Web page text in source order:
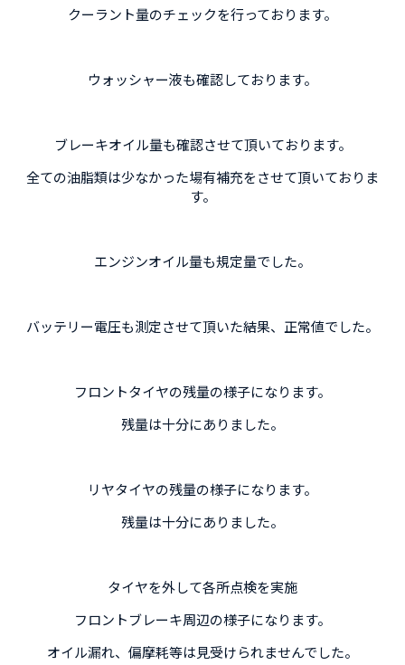
クーラント量のチェックを行っております。
ウォッシャー液も確認しております。
ブレーキオイル量も確認させて頂いております。
全ての油脂類は少なかった場有補充をさせて頂いておりま
す。
エンジンオイル量も規定量でした。
バッテリー電圧も測定させて頂いた結果、正常値でした。
フロントタイヤの残量の様子になります。
残量は十分にありました。
リヤタイヤの残量の様子になります。
残量は十分にありました。
タイヤを外して各所点検を実施
フロントブレーキ周辺の様子になります。
オイル漏れ、偏摩耗等は見受けられませんでした。